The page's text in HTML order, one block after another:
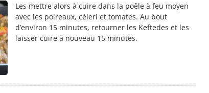
Les mettre alors à cuire dans la poêle à feu moyen
avec les poireaux, céleri et tomates. Au bout
d’environ 15 minutes, retourner les Keftedes et les
laisser cuire à nouveau 15 minutes.